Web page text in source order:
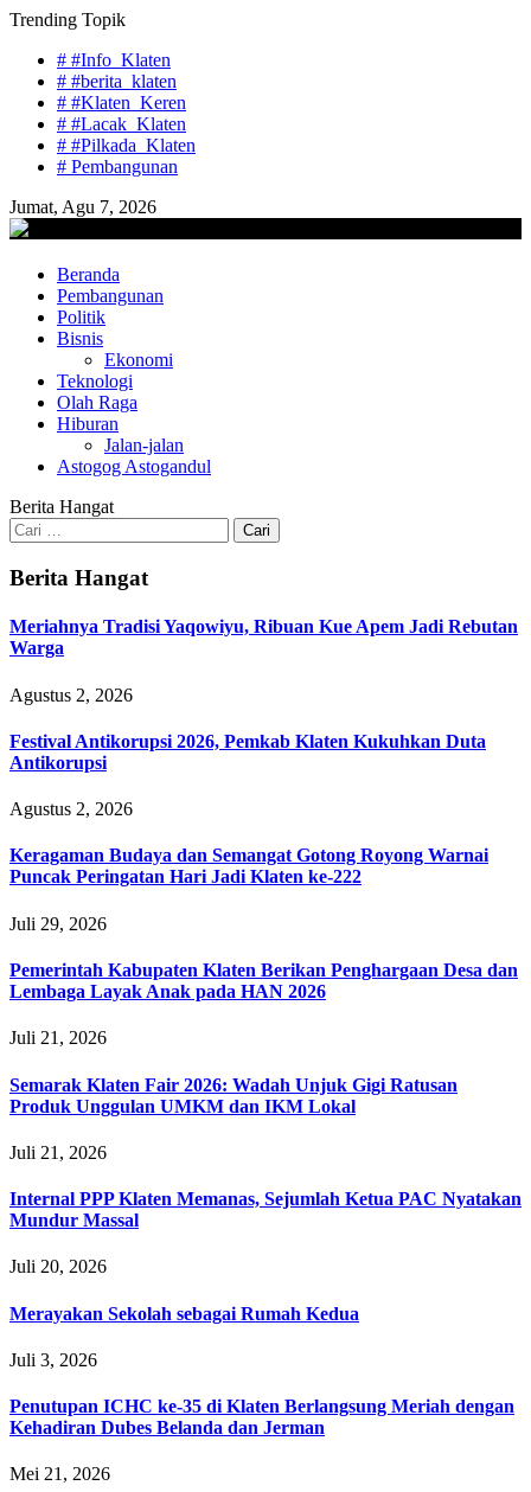
Skip
content
Trending Topik
# #Info_Klaten
# #berita_klaten
# #Klaten_Keren
# #Lacak_Klaten
# #Pilkada_Klaten
# Pembangunan
Jumat, Agu 7, 2026
lacaknews.com
Lacak Gaya Baru
Beranda
Pembangunan
Politik
Bisnis
Ekonomi
Teknologi
Olah Raga
Hiburan
Jalan-jalan
Astogog Astogandul
Berita Hangat
Cari
untuk:
Berita Hangat
Meriahnya Tradisi Yaqowiyu, Ribuan Kue Apem Jadi Rebutan
Warga
Agustus 2, 2026
Festival Antikorupsi 2026, Pemkab Klaten Kukuhkan Duta
Antikorupsi
Agustus 2, 2026
Keragaman Budaya dan Semangat Gotong Royong Warnai
Puncak Peringatan Hari Jadi Klaten ke-222
Juli 29, 2026
Pemerintah Kabupaten Klaten Berikan Penghargaan Desa dan
Lembaga Layak Anak pada HAN 2026
Juli 21, 2026
Semarak Klaten Fair 2026: Wadah Unjuk Gigi Ratusan
Produk Unggulan UMKM dan IKM Lokal
Juli 21, 2026
Internal PPP Klaten Memanas, Sejumlah Ketua PAC Nyatakan
Mundur Massal
Juli 20, 2026
Merayakan Sekolah sebagai Rumah Kedua
Juli 3, 2026
Penutupan ICHC ke-35 di Klaten Berlangsung Meriah dengan
Kehadiran Dubes Belanda dan Jerman
Mei 21, 2026